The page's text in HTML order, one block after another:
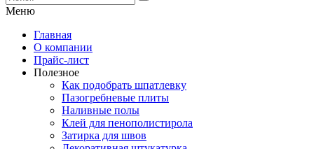
Меню
Главная
О компании
Прайс-лист
Полезное
Как подобрать шпатлевку
Пазогребневые плиты
Наливные полы
Клей для пенополистирола
Затирка для швов